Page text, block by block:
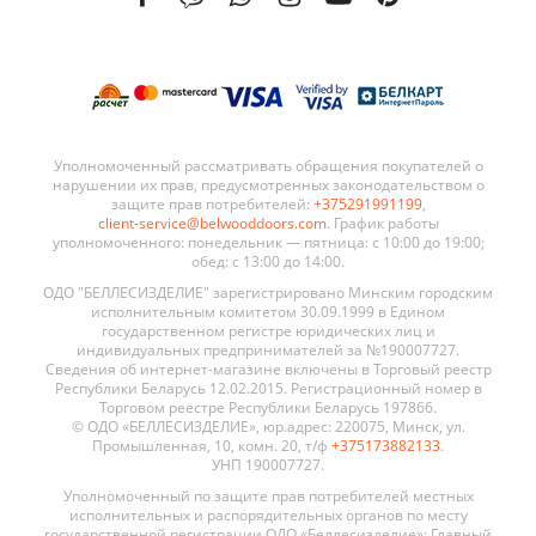
Уполномоченный рассматривать обращения покупателей о
нарушении их прав, предусмотренных законодательством о
защите прав потребителей: +375291991199,
client-service@belwooddoors.com. График работы
уполномоченного: понедельник — пятница: с 10:00 до 19:00;
обед: с 13:00 до 14:00.
ОДО "БЕЛЛЕСИЗДЕЛИЕ" зарегистрировано Минским городским
исполнительным комитетом 30.09.1999 в Едином
государственном регистре юридических лиц и
индивидуальных предпринимателей за №190007727.
Сведения об интернет-магазине включены в Торговый реестр
Республики Беларусь 12.02.2015. Регистрационный номер в
Торговом реестре Республики Беларусь 197866.
© ОДО «БЕЛЛЕСИЗДЕЛИЕ», юр.адрес: 220075, Минск, ул.
Промышленная, 10, комн. 20, т/ф +375173882133.
УНП 190007727.
Уполномоченный по защите прав потребителей местных
исполнительных и распорядительных органов по месту